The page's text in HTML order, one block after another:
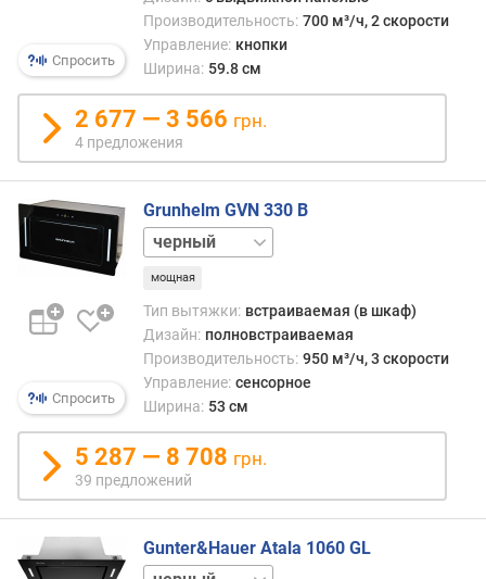
д
л
о
ж
е
н
и
й
и
р
а
(
с
м
)
л
у
Спросить
Производительность: 700 м³/ч, 2 скорости
Управление: кнопки
Ширина: 59.8 см
2 677 — 3 566 грн.
4 предложения
Спросить
Grunhelm GVN 330 B
белый
мощная
Тип вытяжки: встраиваемая (в шкаф)
Дизайн: полновстраиваемая
Производительность: 950 м³/ч, 3 скорости
Управление: сенсорное
Ширина: 53 см
5 287 — 8 708 грн.
39 предложений
Gunter&Hauer Atala 1060 GL
белый